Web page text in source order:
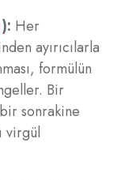
): Her
ayırıcılarla
formülün
Bir
sonrakine
virgül